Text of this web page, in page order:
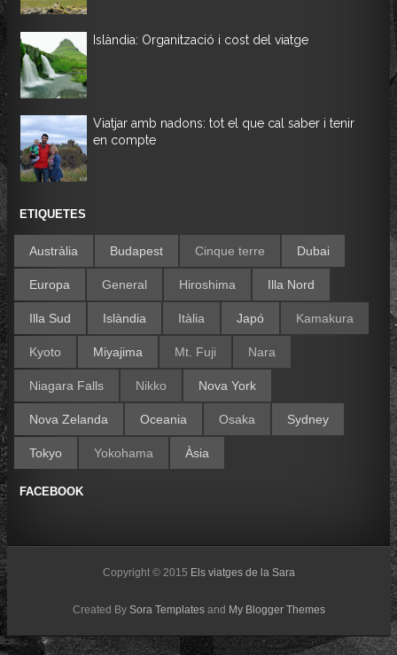
Islàndia: Organització i cost del viatge
Viatjar amb nadons: tot el que cal saber i tenir
en compte
ETIQUETES
Austràlia Budapest Cinque terre Dubai
Europa General Hiroshima Illa Nord
Illa Sud Islàndia Itàlia Japó Kamakura
Kyoto Miyajima Mt. Fuji Nara
Niagara Falls Nikko Nova York
Nova Zelanda Oceania Osaka Sydney
Tokyo Yokohama Àsia
FACEBOOK
Copyright © 2015 Els viatges de la Sara
Created BySora Templates and My Blogger Themes